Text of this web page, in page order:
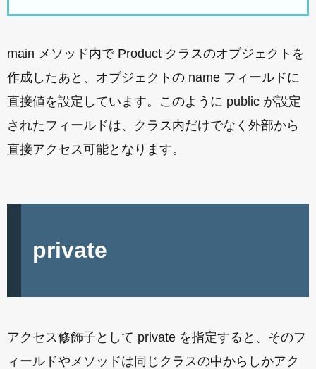
main メソッド内で Product クラスのオブジェクトを
作成したあと、オブジェクトの name フィールドに
直接値を設定しています。このように public が設定
されたフィールドは、クラス内だけでなく外部から
直接アクセス可能となります。
private
アクセス修飾子として private を指定すると、そのフ
ィールドやメソッドは同じクラスの中からしかアク